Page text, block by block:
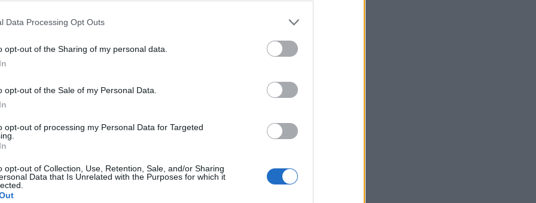
Data Processing Opt Outs
opt-out of the Sharing of my personal data.
opt-out of the Sale of my Personal Data.
opt-out of processing my Personal Data for Targeted
opt-out of Collection, Use, Retention, Sale, and/or Sharing
Data that Is Unrelated with the Purposes for which it
JL Modern στο Παλμ Μπιτς που θα
συγκλονιστικές φωτογραφίες του
ευαγγέλιο